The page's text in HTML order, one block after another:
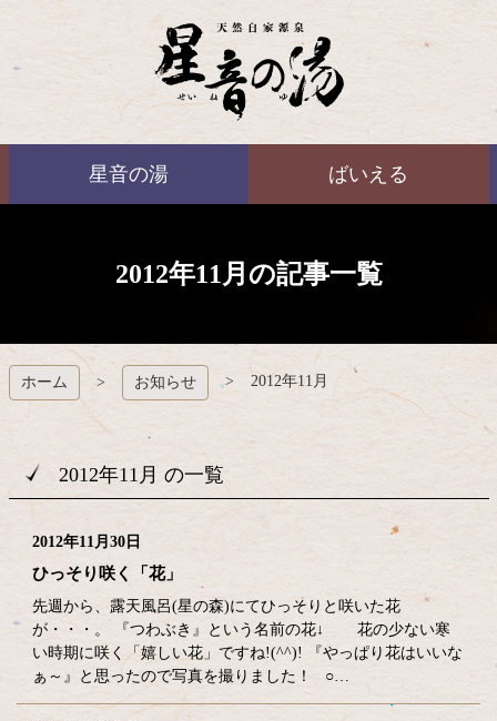
ばいえる
星音の湯 ばいえる
2012年11月の記事一覧
ホーム お知らせ 2012年11月
2012年11月 の一覧
2012年11月30日
ひっそり咲く「花」
先週から、露天風呂(星の森)にてひっそりと咲いた花
が・・・。 『つわぶき』という名前の花↓ 花の少ない寒
い時期に咲く「嬉しい花」ですね!(^^)! 『やっぱり花はいいな
ぁ～』と思ったので写真を撮りました！ ○…